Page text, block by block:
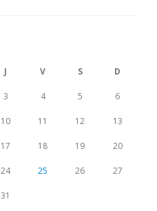
J V S D
3 4 5 6
10 11 12 13
17 18 19 20
24 25 26 27
31